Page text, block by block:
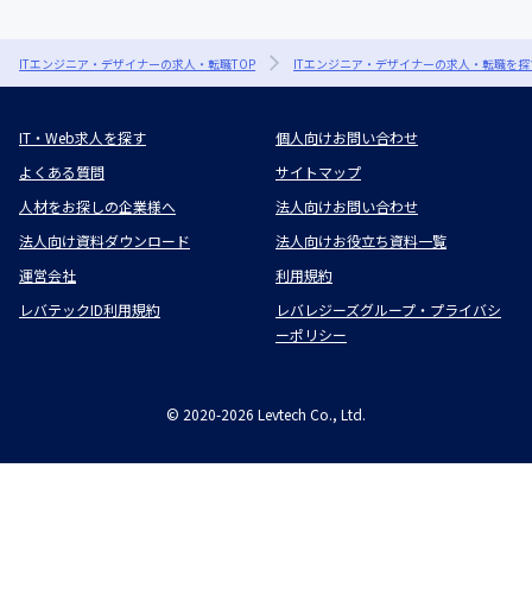
ITエンジニア・デザイナーの求人・転職TOP ITエンジニア・デザイナーの求人・転職を
IT・Web求人を探す
個人向けお問い合わせ
よくある質問
サイトマップ
人材をお探しの企業様へ
法人向けお問い合わせ
法人向け資料ダウンロード
法人向けお役立ち資料一覧
運営会社
利用規約
レバテックID利用規約
レバレジーズグループ・プライバシ
ーポリシー
© 2020-2026 Levtech Co., Ltd.